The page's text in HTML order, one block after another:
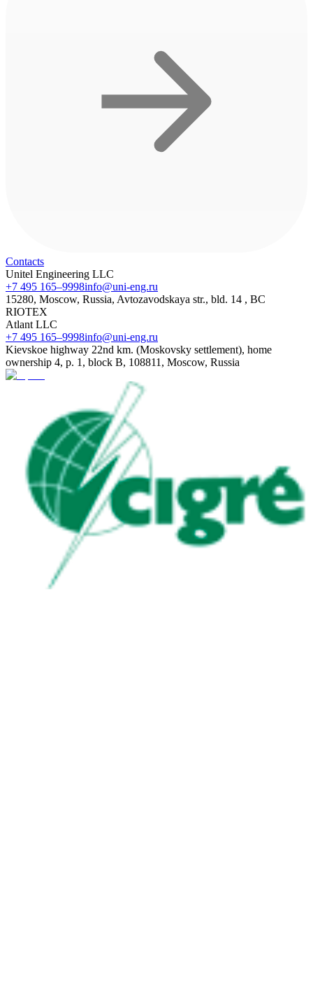
Contacts
Unitel Engineering LLC
+7 495 165–9998info@uni-eng.ru
15280, Moscow, Russia, Avtozavodskaya str., bld. 14 , BC
RIOTEX
Atlant LLC
+7 495 165–9998info@uni-eng.ru
Kievskoe highway 22nd km. (Moskovsky settlement), home
ownership 4, p. 1, block B, 108811, Moscow, Russia